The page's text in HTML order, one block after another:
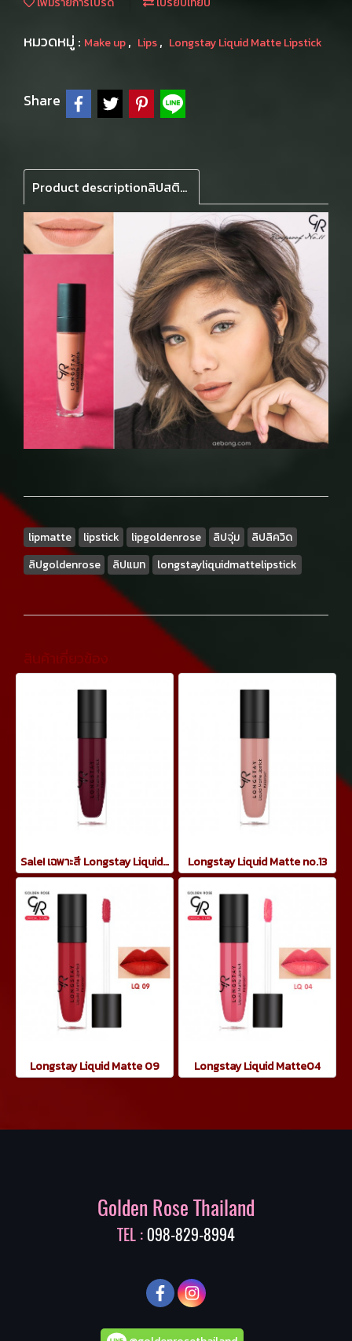
หมวดหมู่ : Make up, Lips, Longstay Liquid Matte Lipstick
Share
Product descriptionลิปสติกจิ้มจุ่มเนื้อแมทสุด จูปไม่หลุด เนื้อบางเบา ไม่หนักริมฝีปาก แห้งเร็ว มีวิตามินอี และ น้ำมันอโวคาโด บำรุงริมฝีปากให้นุ่มชุ่มชื้นตลอดวัน ติดทนยาวนาน ไม่ทิ้งร่องรอยริมฝีปาก แปรงแบนปลายโค้ง วาดตามรูปปากได้ง่าย
lipmatte lipstick lipgoldenrose ลิปจุ่ม
ลิปลิควิด
ลิปgoldenrose
ลิปแมท longstayliquidmattelipstick
สินค้าเกี่ยวข้อง
Sale! เฉพาะสี Longstay Liquid Matte no.15ลิปจิ้มจุ่มแมท Longstay Liquid Matte no.13
Longstay Liquid Matte 09 Longstay Liquid Matte04
Golden Rose Thailand
TEL : 098-829-8994